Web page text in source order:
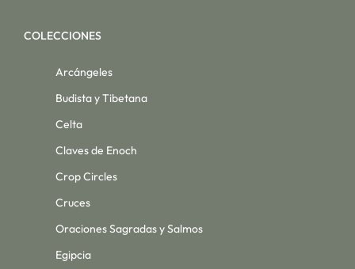
COLECCIONES
Arcángeles
Budista y Tibetana
Celta
Claves de Enoch
Crop Circles
Cruces
Oraciones Sagradas y Salmos
Egipcia